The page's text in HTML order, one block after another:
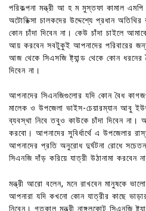
পরিকল্পনা মন্ত্রী আ হ ম মুস্তফা কামাল এমপি
অটোরিক্সা চালকদের উদ্দেশ্যে প্রধান
কোন চাঁদা দিবেন না। কেউ চাঁদা চাইলে
আয় করবেন সবটুকুই আপনাদের পরিবারের
আজ থেকে সিএসজি ষ্ট্যান্ড থেকে কোন ধরনের
দিবেন না।
আপনাদের সিএনজিগুলোর যদি কোন বৈধ
মালেক ও উপজেলা ভাইস-চেয়ারম্যান আবু
ব্যবস্থা নিবে তবুও কাউকে চাঁদা দিবেন
করবো। আপনাদের সুবির্ধার্থে এ উপজেলার
আপনাদের প্রতি অনুরোধ দুর্ঘটনা রোধে
সিএনজি দাঁড় করিয়ে যাত্রী উঠানামা করবেন
মন্ত্রী আরো বলেন, মনে রাখবেন মানুষকে
আপনারা যদি কখনো কোন যাত্রীর কাছে
নিবেন। গতকাল মন্ত্রী নাঙ্গলকোট সিএনজি